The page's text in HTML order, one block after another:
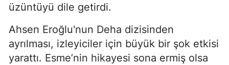
üzüntüyü dile getirdi.
Ahsen Eroğlu'nun Deha dizisinden
ayrılması, izleyiciler için büyük bir şok etkisi
yarattı. Esme’nin hikayesi sona ermiş olsa